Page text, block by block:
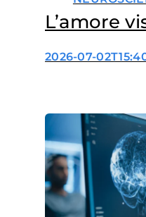
L’amore
2026-07-